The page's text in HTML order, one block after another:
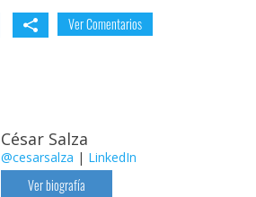
Ver Comentarios
César Salza
@cesarsalza | LinkedIn
Ver biografía